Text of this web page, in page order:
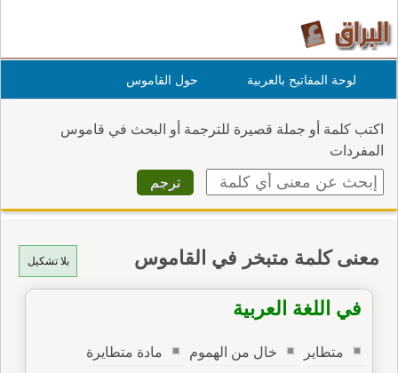
لوحة المفاتيح بالعربية حول القاموس
اكتب كلمة أو جملة قصيرة للترجمة أو البحث في قاموس
المفردات
بلا تشكيل معنى كلمة متبخر في القاموس
في اللغة العربية
متطاير خال من الهموم
مادة متطايرة